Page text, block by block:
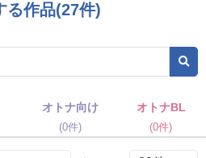
る作品(27件)
オトナ向け
(0件)
オトナBL
(0件)